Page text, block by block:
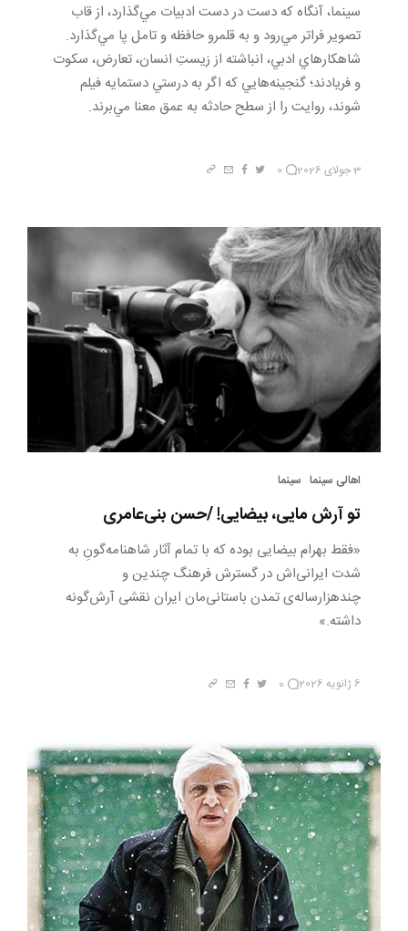
سينما، آنگاه كه دست در دست ادبيات مي‌گذارد، از قاب
تصوير فراتر مي‌رود و به قلمرو حافظه و تامل پا مي‌گذارد.
شاهكارهاي ادبي، انباشته از زيستِ انسان، تعارض، سكوت
و فريادند؛ گنجينه‌هايي كه اگر به درستي دستمايه فيلم
شوند، روايت را از سطح حادثه به عمق معنا مي‌برند.
3 جولای 2026 0
اهالی سینما سینما
تو آرش مایی، بیضایی! /حسن ‌بنی‌عامری
«فقط بهرام بیضایی بوده که با تمام آثار شاهنامه‌گونِ به
شدت ایرانی‌اش در گسترش فرهنگ چندین و
چندهزارساله‌ی تمدن باستانی‌مان ایران نقشی آرش‌گونه
داشته.»
6 ژانویه 2026 0